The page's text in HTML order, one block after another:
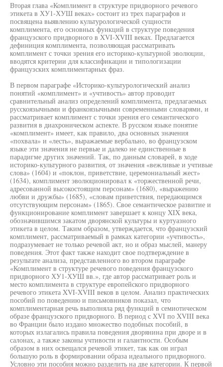
Вторая глава «Комплимент в структуре придворного речевого
этикета в ХУ1-ХУШ веках» состоит из трех параграфов и
посвящена выявлению культурологической сущности
комплимента, его основных функций в структуре поведения
французского придворного в XVI-XVIII веках. Предлагается
дефиниция комплимента, позволяющая рассматривать
комплимент с точки зрения его историко-культурной эволюции,
вводятся критерии для классификации и типологизации
французских комплиментарных фраз.
В первом параграфе «Историко-культурологический анализ
понятий «комплимент» и «учтивость» автор проводит
сравнительный анализ определений комплимента, предлагаемых
русскоязычными и франкоязычными современными словарями, и
рассматривает комплимент с точки зрения его семантического
развития в диахроническом аспекте. В русском языке понятие
«комплимент» имеет, как правило, два основных значения
«похвала» и «лесть», выражаемые вербально, во французском
языке эти значения не первые и далеко не единственные в
парадигме других значений. Так, по данным словарей, в ходе
историко-культурного развития, от значения «вежливые и учтивые
слова» (1604) и «поклон, приветствие, церемониальный жест»
(1634), комплимент эволюционировал к «торжественной речи,
адресованной высокостоящим персонам» (1680), «выражению
любви и дружбы» (1685), «словам приветствия, передающимся
отсутствующим персонам» (1865). Свое семантическое развитие и
функционирование комплимент завершает к концу XIX века,
обозначившимся закатом дворянской культуры и куртуазного
этикета в целом. Таким образом, утверждается, что французский
комплимент, рассматриваемый в рамках категории «учтивость»,
подразумевает не только речевой акт, но и образ мыслей, манеру
поведения. Этот факт также находит свое подтверждение в
результате анализа, представленного во втором параграфе
«Комплимент в структуре речевого поведения французского
придворного ХУ1-ХУШ вв.», где автор рассматривает роль и
место комплимента в структуре европейского придворного
речевого этикета XVI-XVIII веков в целом. Анализ практических
пособий по поведению и письмовников показал, что
комплиментарная речь выполняла ряд функций в семиотическом
образе французского придворного. В период с XVI по XVIII века
во Франции было издано множество подобных пособий, в
которых излагались правила поведения дворянина при дворе и в
салонах, а также законы учтивости и галантности. Особым
образом в них освещался речевой этикет, так как он играл
большую роль в формировании образа идеального придворного.
Условно эти пособия можно разделить на две категории. К первой